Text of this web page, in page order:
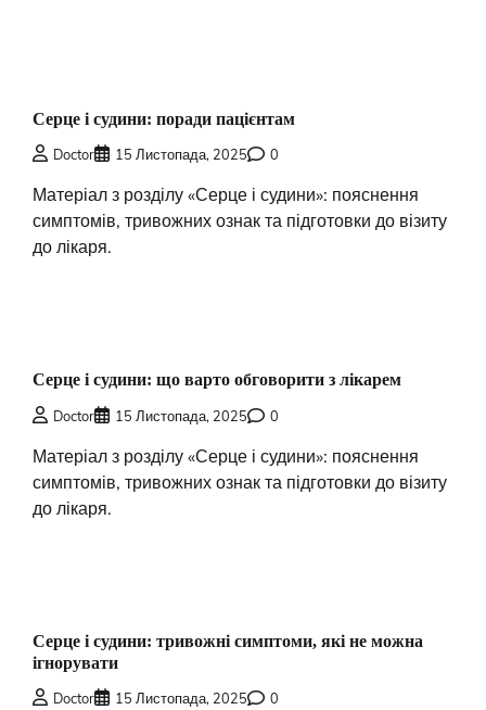
Серце і судини: поради пацієнтам
Doctor 15 Листопада, 2025 0
Матеріал з розділу «Серце і судини»: пояснення
симптомів, тривожних ознак та підготовки до візиту
до лікаря.
Серце і судини: що варто обговорити з лікарем
Doctor 15 Листопада, 2025 0
Матеріал з розділу «Серце і судини»: пояснення
симптомів, тривожних ознак та підготовки до візиту
до лікаря.
Серце і судини: тривожні симптоми, які не можна
ігнорувати
Doctor 15 Листопада, 2025 0